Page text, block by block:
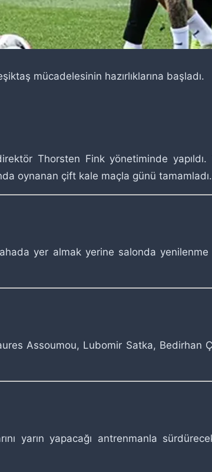
mücadelesinin hazırlıklarına başladı.
Thorsten Fink yönetiminde yapıldı.
oynanan çift kale maçla günü tamamladı.
yer almak yerine salonda yenilenme
Assoumou, Lubomir Satka, Bedirhan
yarın yapacağı antrenmanla